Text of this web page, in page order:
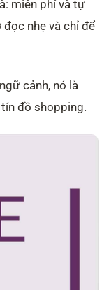
miễn phí và tự
nhẹ và chỉ để
cảnh, nó là
đồ shopping.